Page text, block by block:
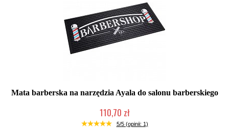
Mata barberska na narzędzia Ayala do salonu barberskiego
110,70 zł
W magazynie producenta
5/5 (opinii: 1)